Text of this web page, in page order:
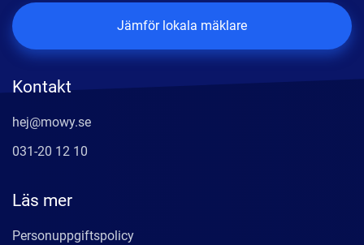
Kontakt
hej@mowy.se
031-20 12 10
Läs mer
Personuppgiftspolicy
Jämför lokala mäklare